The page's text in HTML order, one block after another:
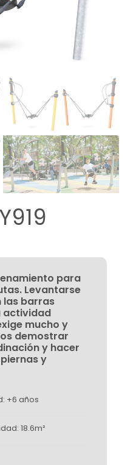
para
Levantarse
las barras
actividad
mucho y
demostrar
y hacer
y
+6 años
18.6m²